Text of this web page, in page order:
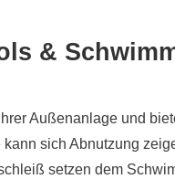
&
Außenanlage und
sich Abnutzung
setzen dem